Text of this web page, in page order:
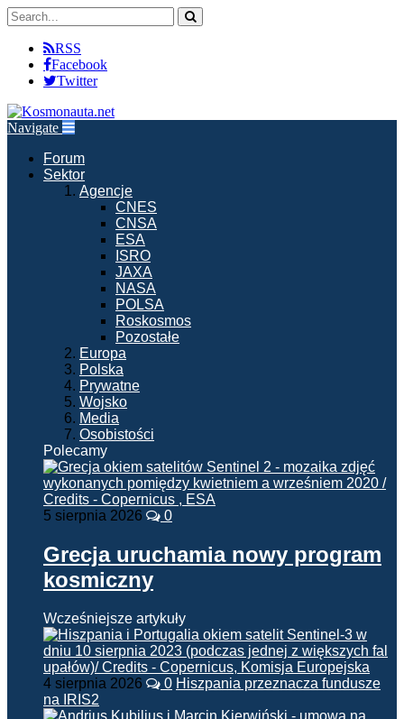
RSS
Facebook
Twitter
Navigate
Forum
Sektor
Agencje
CNES
CNSA
ESA
ISRO
JAXA
NASA
POLSA
Roskosmos
Pozostałe
Europa
Polska
Prywatne
Wojsko
Media
Osobistości
Polecamy
5 sierpnia 2026 0
Grecja uruchamia nowy program
kosmiczny
Wcześniejsze artykuły
4 sierpnia 2026 0 Hiszpania przeznacza fundusze
na IRIS2